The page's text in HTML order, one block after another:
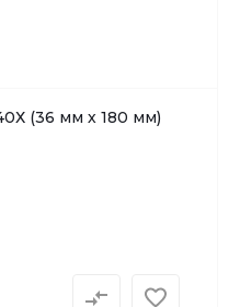
(36 мм х 180 мм)